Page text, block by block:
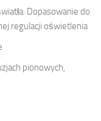
Dopasowanie do
regulacji oświetlenia
pionowych,